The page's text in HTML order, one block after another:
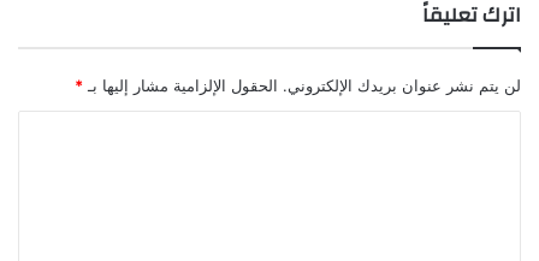
اترك تعليقاً
لن يتم نشر عنوان بريدك الإلكتروني. الحقول الإلزامية مشار إليها بـ *